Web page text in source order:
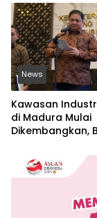
Ilegal
News
Kawasan
di Madura Mulai
Dikembangkan,